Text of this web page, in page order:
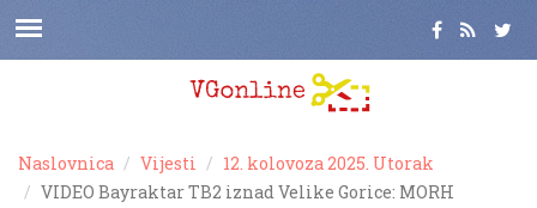
Naslovnica Vijesti
12. kolovoza 2025. Utorak
VIDEO Bayraktar TB2 iznad Velike Gorice: MORH